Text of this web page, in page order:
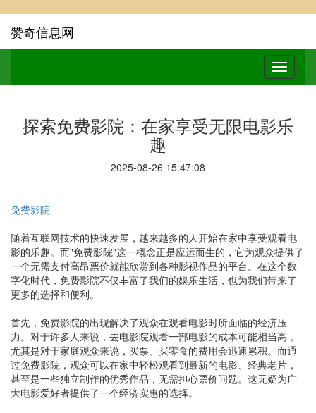
赞奇信息网
探索免费影院：在家享受无限电影乐
趣
2025-08-26 15:47:08
免费影院
随着互联网技术的快速发展，越来越多的人开始在家中享受观看电
影的乐趣。而"免费影院"这一概念正是应运而生的，它为观众提供了
一个无需支付高昂票价就能欣赏到各种影视作品的平台。在这个数
字化时代，免费影院不仅丰富了我们的娱乐生活，也为我们带来了
更多的选择和便利。
首先，免费影院的出现解决了观众在观看电影时所面临的经济压
力。对于许多人来说，去电影院观看一部电影的成本可能相当高，
尤其是对于家庭观众来说，买票、买零食的费用会迅速累积。而通
过免费影院，观众可以在家中轻松观看到最新的电影、经典老片，
甚至是一些独立制作的优秀作品，无需担心票价问题。这无疑为广
大电影爱好者提供了一个经济实惠的选择。